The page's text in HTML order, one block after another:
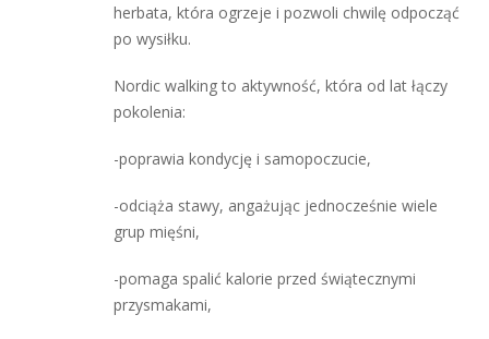
herbata, która ogrzeje i pozwoli chwilę odpocząć
po wysiłku.
Nordic walking to aktywność, która od lat łączy
pokolenia:
-poprawia kondycję i samopoczucie,
-odciąża stawy, angażując jednocześnie wiele
grup mięśni,
-pomaga spalić kalorie przed świątecznymi
przysmakami,